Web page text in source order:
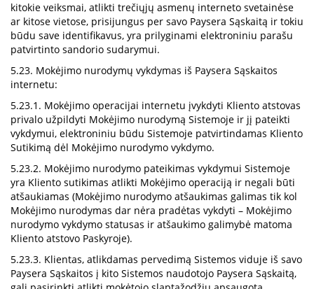
kitokie veiksmai, atlikti trečiųjų asmenų interneto svetainėse
ar kitose vietose, prisijungus per savo Paysera Sąskaitą ir tokiu
būdu save identifikavus, yra prilyginami elektroniniu parašu
patvirtinto sandorio sudarymui.
5.23. Mokėjimo nurodymų vykdymas iš Paysera Sąskaitos
internetu:
5.23.1. Mokėjimo operacijai internetu įvykdyti Kliento atstovas
privalo užpildyti Mokėjimo nurodymą Sistemoje ir jį pateikti
vykdymui, elektroniniu būdu Sistemoje patvirtindamas Kliento
Sutikimą dėl Mokėjimo nurodymo vykdymo.
5.23.2. Mokėjimo nurodymo pateikimas vykdymui Sistemoje
yra Kliento sutikimas atlikti Mokėjimo operaciją ir negali būti
atšaukiamas (Mokėjimo nurodymo atšaukimas galimas tik kol
Mokėjimo nurodymas dar nėra pradėtas vykdyti – Mokėjimo
nurodymo vykdymo statusas ir atšaukimo galimybė matoma
Kliento atstovo Paskyroje).
5.23.3. Klientas, atlikdamas pervedimą Sistemos viduje iš savo
Paysera Sąskaitos į kito Sistemos naudotojo Paysera Sąskaitą,